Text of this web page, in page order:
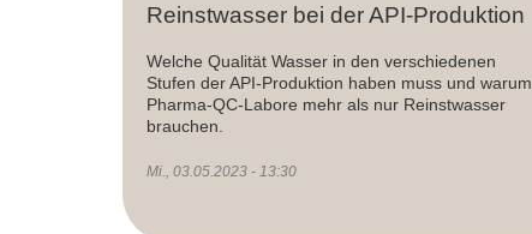
Reinstwasser bei der API-Produktion
Welche Qualität Wasser in den verschiedenen
Stufen der API-Produktion haben muss und warum
Pharma-QC-Labore mehr als nur Reinstwasser
brauchen.
Mi., 03.05.2023 - 13:30